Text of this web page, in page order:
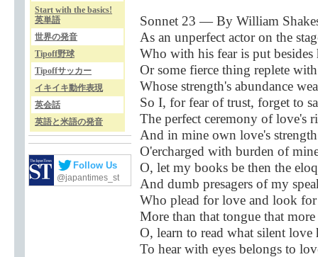
Start with the basics!
英単語
世界の発音
Tipoff野球
Tipoffサッカー
イキイキ動作表現
英会話
英語と米語の発音
Follow Us
@japantimes_st
Sonnet 23 — By William
As an unperfect actor on the
Who with his fear is put besides
Or some fierce thing replete
Whose strength's abundance
So I, for fear of trust, forget to
The perfect ceremony of love's
And in mine own love's strength
O'ercharged with burden of
O, let my books be then the
And dumb presagers of my
Who plead for love and look for
More than that tongue that
O, learn to read what silent love
To hear with eyes belongs to